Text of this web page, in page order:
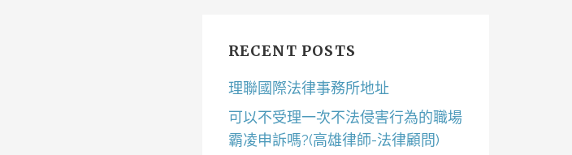
RECENT POSTS
理聯國際法律事務所地址
可以不受理一次不法侵害行為的職場
霸凌申訴嗎?(高雄律師-法律顧問)